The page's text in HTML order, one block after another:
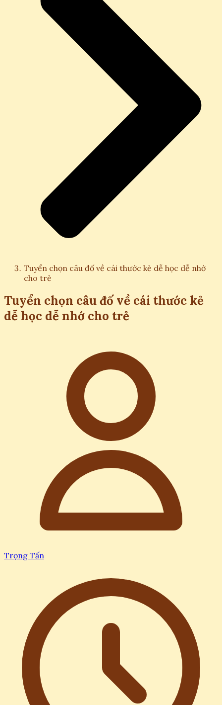
Tuyển chọn câu đố về cái thước kẻ dễ học dễ nhớ
cho trẻ
Tuyển chọn câu đố về cái thước kẻ
dễ học dễ nhớ cho trẻ
Trọng Tấn